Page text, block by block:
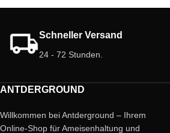
- Ameisenkönigin Camponotus japonicus mit
1 - 5 Arbeiterameisen.
3D-Ameisenfarm:
Behälter: 20 ml.
Farbe: Weiß.
Schneller Versand
24 - 72 Stunden.
ANTDERGROUND
Willkommen bei Antderground – Ihrem
Online-Shop für Ameisenhaltung und